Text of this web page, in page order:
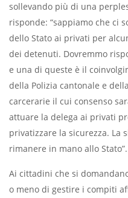
sollevando più di una
risponde: “sappiamo che ci
dello Stato ai privati per
dei detenuti. Dovremmo
e una di queste è il
della Polizia cantonale e
carcerarie il cui consenso
attuare la delega ai privati
privatizzare la sicurezza. La
rimanere in mano allo Stato”.
Ai cittadini che si
o meno di gestire i compiti